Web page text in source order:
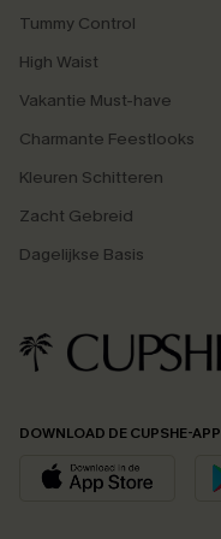
Tummy Control
High Waist
Vakantie Must-have
Charmante Feestlooks
Kleuren Schitteren
Zacht Gebreid
Dagelijkse Basis
DOWNLOAD DE CUPSHE-APP